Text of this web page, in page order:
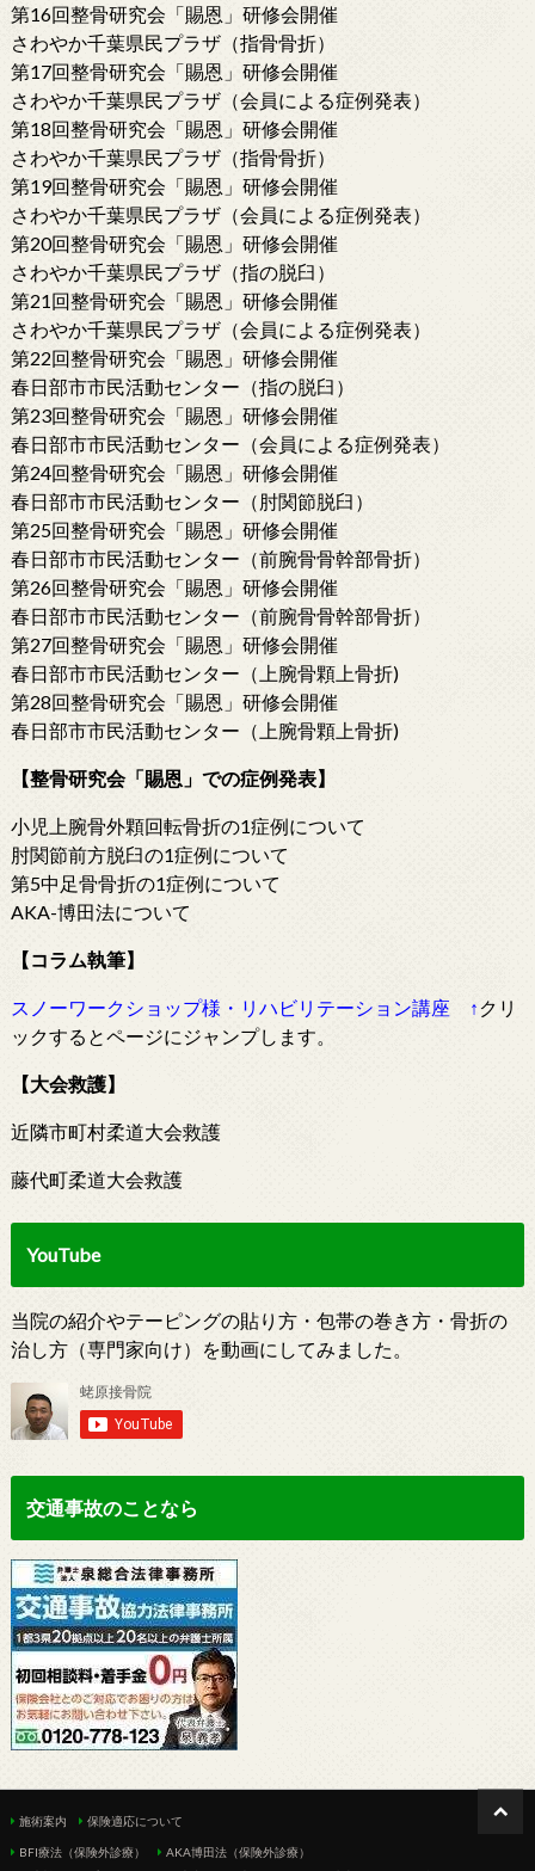
第16回整骨研究会「賜恩」研修会開催
さわやか千葉県民プラザ（指骨骨折）
第17回整骨研究会「賜恩」研修会開催
さわやか千葉県民プラザ（会員による症例発表）
第18回整骨研究会「賜恩」研修会開催
さわやか千葉県民プラザ（指骨骨折）
第19回整骨研究会「賜恩」研修会開催
さわやか千葉県民プラザ（会員による症例発表）
第20回整骨研究会「賜恩」研修会開催
さわやか千葉県民プラザ（指の脱臼）
第21回整骨研究会「賜恩」研修会開催
さわやか千葉県民プラザ（会員による症例発表）
第22回整骨研究会「賜恩」研修会開催
春日部市市民活動センター（指の脱臼）
第23回整骨研究会「賜恩」研修会開催
春日部市市民活動センター（会員による症例発表）
第24回整骨研究会「賜恩」研修会開催
春日部市市民活動センター（肘関節脱臼）
第25回整骨研究会「賜恩」研修会開催
春日部市市民活動センター（前腕骨骨幹部骨折）
第26回整骨研究会「賜恩」研修会開催
春日部市市民活動センター（前腕骨骨幹部骨折）
第27回整骨研究会「賜恩」研修会開催
春日部市市民活動センター（上腕骨顆上骨折)
第28回整骨研究会「賜恩」研修会開催
春日部市市民活動センター（上腕骨顆上骨折)
【整骨研究会「賜恩」での症例発表】
小児上腕骨外顆回転骨折の1症例について
肘関節前方脱臼の1症例について
第5中足骨骨折の1症例について
AKA-博田法について
【コラム執筆】
スノーワークショップ様・リハビリテーション講座 ↑ クリ
ックするとページにジャンプします。
【大会救護】
近隣市町村柔道大会救護
藤代町柔道大会救護
YouTube
当院の紹介やテーピングの貼り方・包帯の巻き方・骨折の
治し方（専門家向け）を動画にしてみました。
交通事故のことなら
施術案内 保険適応について
BFI療法（保険外診療）
AKA博田法（保険外診療）